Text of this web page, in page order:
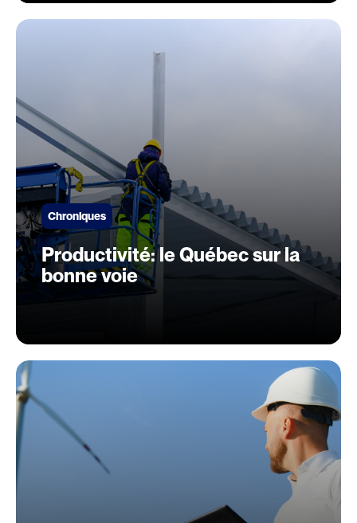
Chroniques
Productivité: le Québec sur la
bonne voie